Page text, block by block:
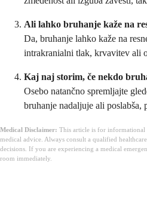
Ali lahko bruhanje kaže na
Da, bruhanje lahko kaže na
intrakranialni tlak, krvavitev ali
Kaj naj storim, če nekdo
Osebo natančno spremljajte
bruhanje nadaljuje ali poslabša,
Medical Disclaimer: This article is for informational
medical advice. Always consult a qualified
decisions. If you are experiencing a medical
room immediately.